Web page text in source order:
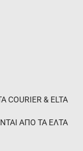
COURIER & ELTA
ΑΠΟ ΤΑ ΕΛΤΑ